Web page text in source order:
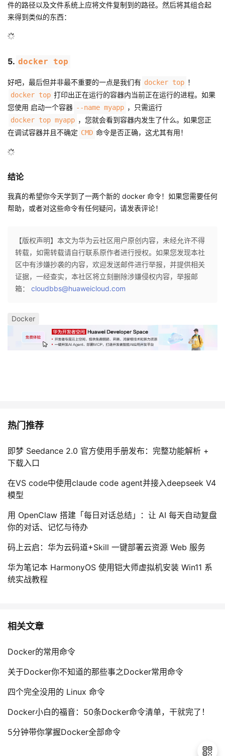
件的路径以及文件系统上应将文件复制到的路径。然后将其组合起
来得到类似的东西：
5. docker top
好吧，最后但并非最不重要的一点是我们有 docker top ！
docker top 打印出正在运行的容器内当前正在运行的进程。如果
您使用 启动一个容器 --name myapp ，只需运行
docker top myapp ，您就会看到容器内发生了什么。如果您正
在调试容器并且不确定 CMD 命令是否正确，这尤其有用！
结论
我真的希望你今天学到了一两个新的 docker 命令！如果您需要任何
帮助，或者对这些命令有任何疑问，请发表评论！
【版权声明】本文为华为云社区用户原创内容，未经允许不得
转载，如需转载请自行联系原作者进行授权。如果您发现本社
区中有涉嫌抄袭的内容，欢迎发送邮件进行举报，并提供相关
证据，一经查实，本社区将立刻删除涉嫌侵权内容，举报邮
箱： cloudbbs@huaweicloud.com
Docker
热门推荐
即梦 Seedance 2.0 官方使用手册发布：完整功能解析 +
下载入口
在VS code中使用claude code agent并接入deepseek V4
模型
用 OpenClaw 搭建「每日对话总结」：让 AI 每天自动复盘
你的对话、记忆与待办
码上云启：华为云码道+Skill 一键部署云资源 Web 服务
华为笔记本 HarmonyOS 使用铠大师虚拟机安装 Win11 系
统实战教程
相关文章
Docker的常用命令
关于Docker你不知道的那些事之Docker常用命令
四个完全没用的 Linux 命令
Docker小白的福音：50条Docker命令清单，干就完了！
5分钟带你掌握Docker全部命令